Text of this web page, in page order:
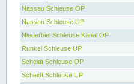
Nassau Schleuse OP
Nassau Schleuse UP
Niederbiel Schleuse Kanal OP
Runkel Schleuse UP
Scheidt Schleuse OP
Scheidt Schleuse UP